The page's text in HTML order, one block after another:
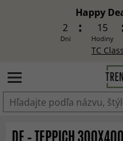
Happy
2
Dni
15
Hodiny
TC
Produkt bol
DE – TEPPICH